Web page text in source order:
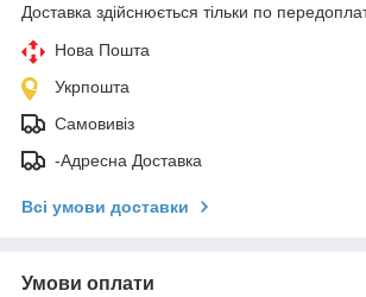
Доставка здійснюється тільки по
Нова Пошта
Укрпошта
Самовивіз
-Адресна Доставка
Всі умови доставки
Умови оплати